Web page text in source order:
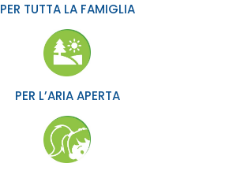
PER TUTTA LA FAMIGLIA
PER L’ARIA APERTA